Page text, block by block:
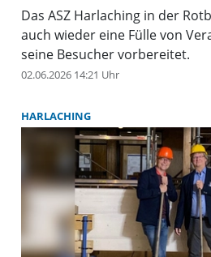
Das ASZ Harlaching in der
auch wieder eine Fülle von
seine Besucher vorbereitet.
02.06.2026 14:21 Uhr
HARLACHING